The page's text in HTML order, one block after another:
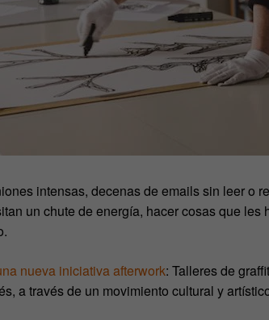
intensas, decenas de emails sin leer o
un chute de energía, hacer cosas que les
nueva iniciativa afterwork: Talleres de
a través de un movimiento cultural y